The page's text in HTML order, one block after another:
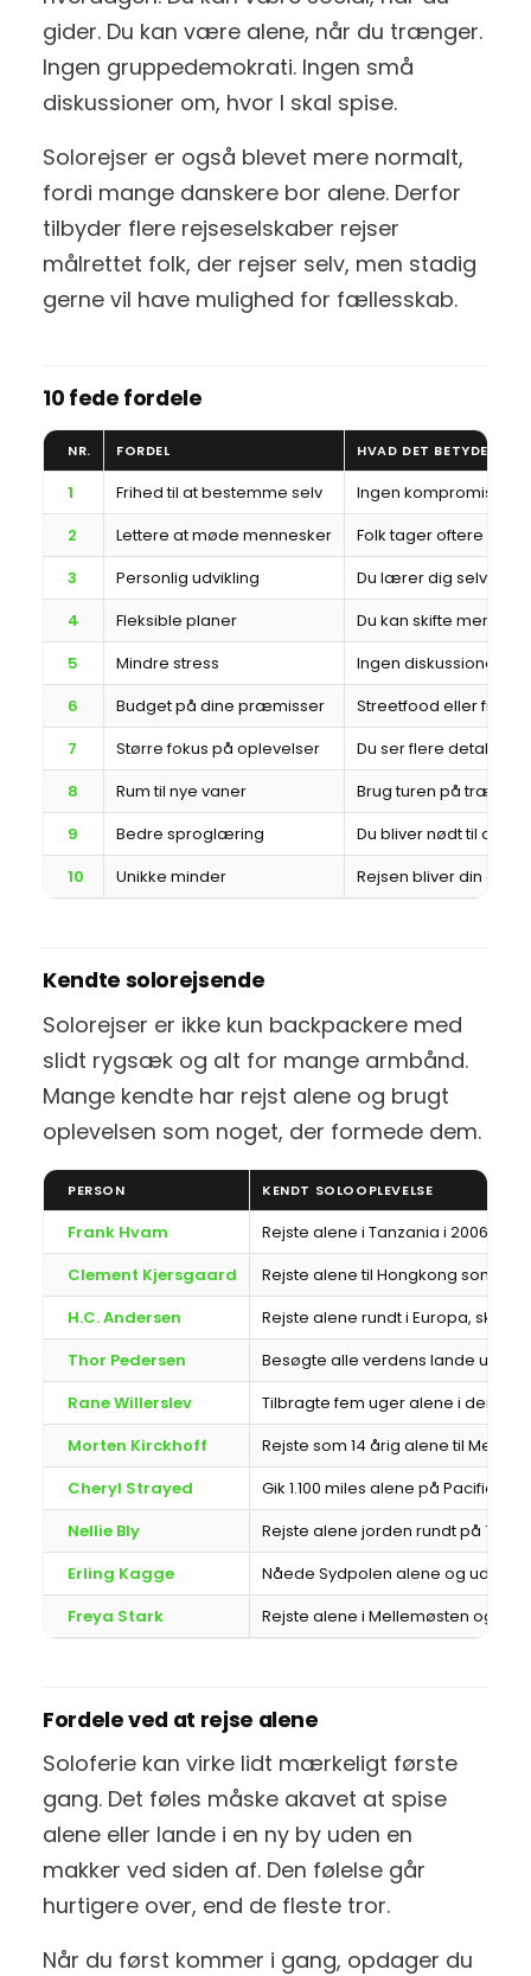
gider. Du kan være alene, når du trænger.
Ingen gruppedemokrati. Ingen små
diskussioner om, hvor I skal spise.
Solorejser er også blevet mere normalt,
fordi mange danskere bor alene. Derfor
tilbyder flere rejseselskaber rejser
målrettet folk, der rejser selv, men stadig
gerne vil have mulighed for fællesskab.
10 fede fordele
NR. FORDEL HVAD DET BETYDER
1 Frihed til at bestemme selv
Ingen kompromiser.
2
Lettere at møde mennesker
Folk tager oftere
3
Personlig udvikling
Du lærer dig selv
4
Fleksible planer
Du kan skifte mening
5
Mindre stress
Ingen diskussioner
6
Budget på dine præmisser
Streetfood eller fin
7
Større fokus på oplevelser
Du ser flere detaljer,
8
Rum til nye vaner
Brug turen på
9
Bedre sproglæring
Du bliver nødt til at
10
Unikke minder Rejsen bliver din
Kendte solorejsende
Solorejser er ikke kun backpackere med
slidt rygsæk og alt for mange armbånd.
Mange kendte har rejst alene og brugt
oplevelsen som noget, der formede dem.
PERSON KENDT SOLOOPLEVELSE
Frank Hvam
Rejste alene i Tanzania i 2006
Clement Kjersgaard
Rejste alene til Hongkong som 16
H.C. Andersen
Rejste alene rundt i Europa,
Thor Pedersen
Besøgte alle verdens lande uden
Rane Willerslev
Tilbragte fem uger alene i den
Morten Kirckhoff
Rejste som 14 årig alene til
Cheryl Strayed
Gik 1.100 miles alene på Pacific
Nellie Bly
Rejste alene jorden rundt på 72
Erling Kagge
Nåede Sydpolen alene og uden
Freya Stark
Rejste alene i Mellemøsten og
Fordele ved at rejse alene
Soloferie kan virke lidt mærkeligt første
gang. Det føles måske akavet at spise
alene eller lande i en ny by uden en
makker ved siden af. Den følelse går
hurtigere over, end de fleste tror.
Når du først kommer i gang, opdager du